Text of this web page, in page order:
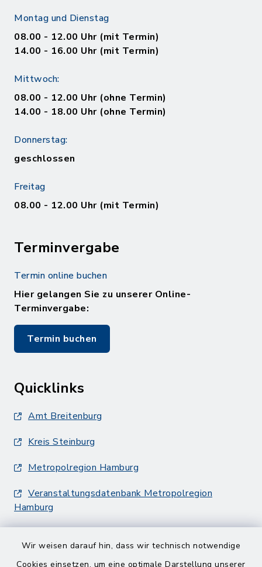
Wir weisen darauf hin, dass wir technisch notwendige
Cookies einsetzen, um eine optimale Darstellung unserer
Montag und Dienstag
08.00 - 12.00 Uhr (mit Termin)
14.00 - 16.00 Uhr (mit Termin)
Mittwoch:
08.00 - 12.00 Uhr (ohne Termin)
14.00 - 18.00 Uhr (ohne Termin)
Donnerstag:
geschlossen
Freitag
08.00 - 12.00 Uhr (mit Termin)
Terminvergabe
Termin online buchen
Hier gelangen Sie zu unserer Online-
Terminvergabe:
Termin buchen
Quicklinks
Amt Breitenburg
Kreis Steinburg
Metropolregion Hamburg
Veranstaltungsdatenbank Metropolregion
Hamburg